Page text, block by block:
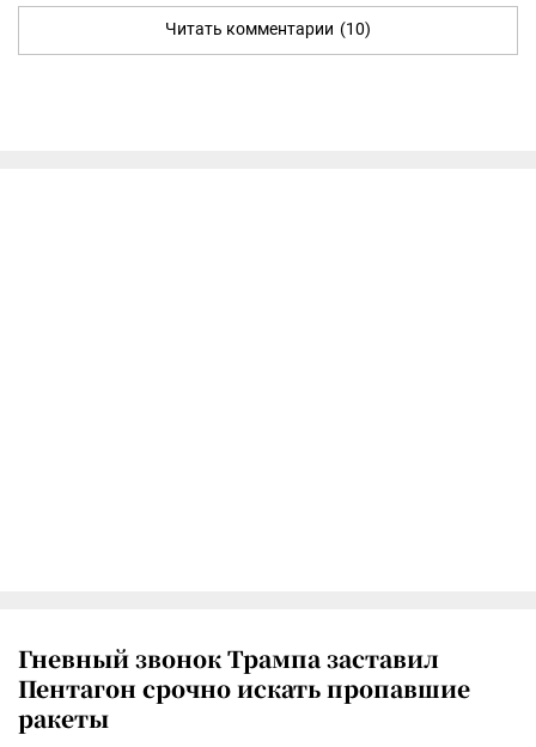
Читать комментарии (10)
Гневный звонок Трампа заставил
Пентагон срочно искать пропавшие
ракеты